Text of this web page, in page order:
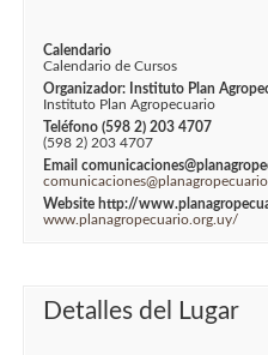
Calendario
Calendario de Cursos
Organizador: Instituto Plan
Instituto Plan Agropecuario
Teléfono (598 2) 203 4707
(598 2) 203 4707
Email
Website http://
www.planagropecuario.org.uy/
Detalles del Lugar